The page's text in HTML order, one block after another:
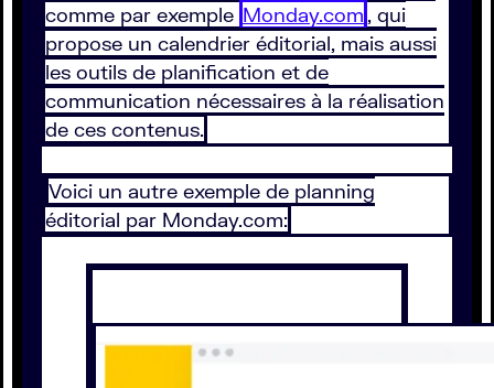
comme par exemple Monday.com , qui
propose un calendrier éditorial, mais aussi
les outils de planification et de
communication nécessaires à la réalisation
de ces contenus.
Voici un autre exemple de planning
éditorial par Monday.com: